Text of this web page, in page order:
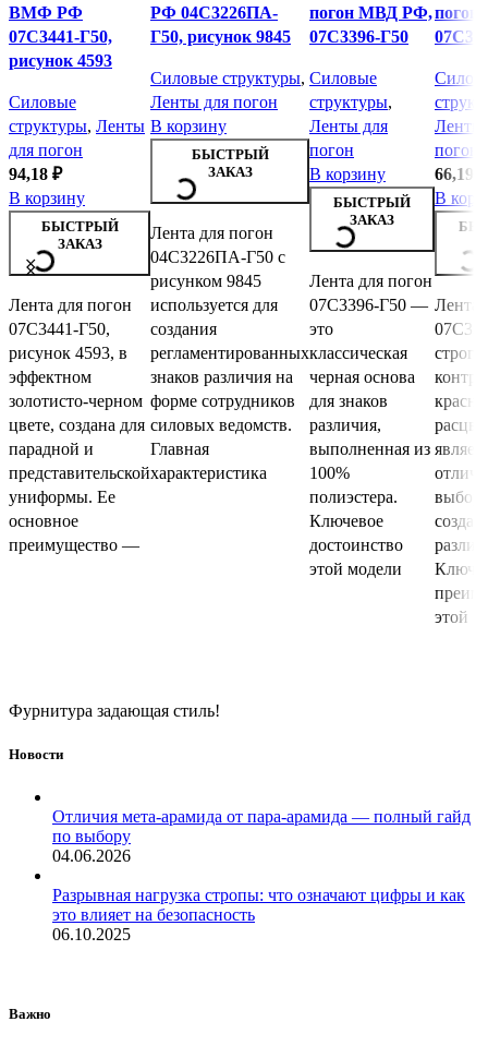
ВМФ РФ
07С3441-Г50,
рисунок 4593
Силовые
структуры, Ленты
для погон
94,18 ₽
В корзину
БЫСТРЫЙ
ЗАКАЗ
Лента для погон
07С3441-Г50,
рисунок 4593, в
эффектном
золотисто-черном
цвете, создана для
парадной и
представительской
униформы. Ее
основное
преимущество —
РФ 04С3226ПА-
Г50, рисунок 9845
Силовые структуры,
Ленты для погон
В корзину
БЫСТРЫЙ
ЗАКАЗ
Лента для погон
04С3226ПА-Г50 с
рисунком 9845
используется для
создания
регламентированных
знаков различия на
форме сотрудников
силовых ведомств.
Главная
характеристика
погон МВД РФ,
07С3396-Г50
Силовые
структуры,
Ленты для
погон
В корзину
БЫСТРЫЙ
ЗАКАЗ
Лента для погон
07С3396-Г50 —
это
классическая
черная основа
для знаков
различия,
выполненная из
100%
полиэстера.
Ключевое
достоинство
этой модели
Ленты
погон
66,19
В
Лента
этой
Фурнитура задающая стиль!
Новости
Отличия мета-арамида от пара-арамида — полный гайд
по выбору
04.06.2026
Разрывная нагрузка стропы: что означают цифры и как
это влияет на безопасность
06.10.2025
Важно